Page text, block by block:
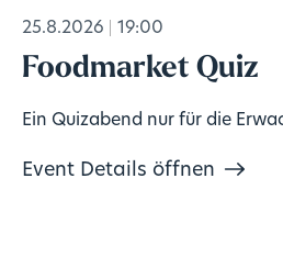
25.8.2026 19:00
Foodmarket Quiz
Ein Quizabend nur für die
Event Details öffnen